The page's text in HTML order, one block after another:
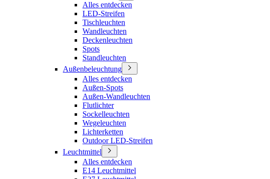
Alles entdecken
LED-Streifen
Tischleuchten
Wandleuchten
Deckenleuchten
Spots
Standleuchten
Außenbeleuchtung
Alles entdecken
Außen-Spots
Außen-Wandleuchten
Flutlichter
Sockelleuchten
Wegeleuchten
Lichterketten
Outdoor LED-Streifen
Leuchtmittel
Alles entdecken
E14 Leuchtmittel